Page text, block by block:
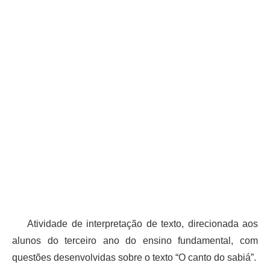
Atividade de interpretação de texto, direcionada aos
alunos do terceiro ano do ensino fundamental, com
questões desenvolvidas sobre o texto “O canto do sabiá”.